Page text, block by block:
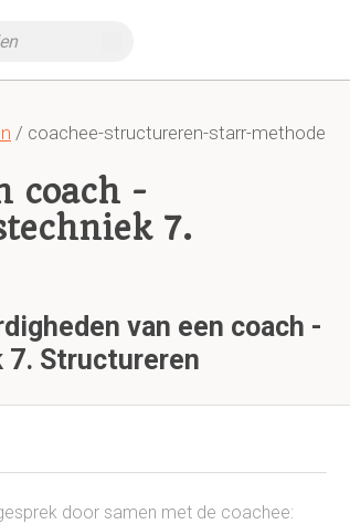
/ coachee-structureren-starr-methode
coach -
7.
van een coach -
7. Structureren
door samen met de coachee: